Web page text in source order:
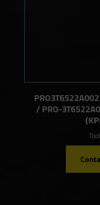
/ PRO-